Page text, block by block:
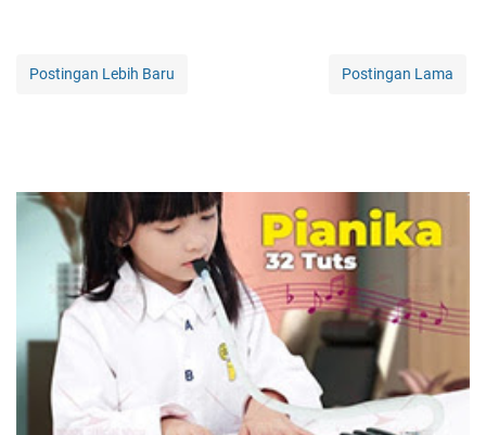
Postingan Lebih Baru Postingan Lama